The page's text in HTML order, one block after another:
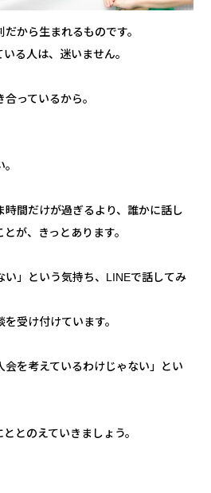
から生まれるものです。
いる人は、迷いません。
っているから。
時間だけが過ぎるより、誰かに話し
が、きっとあります。
い」という気持ち、LINEで話してみ
受け付けています。
会を考えているわけじゃない」とい
とのえていきましょう。